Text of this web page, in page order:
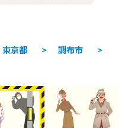
東京都 > 調布市
>